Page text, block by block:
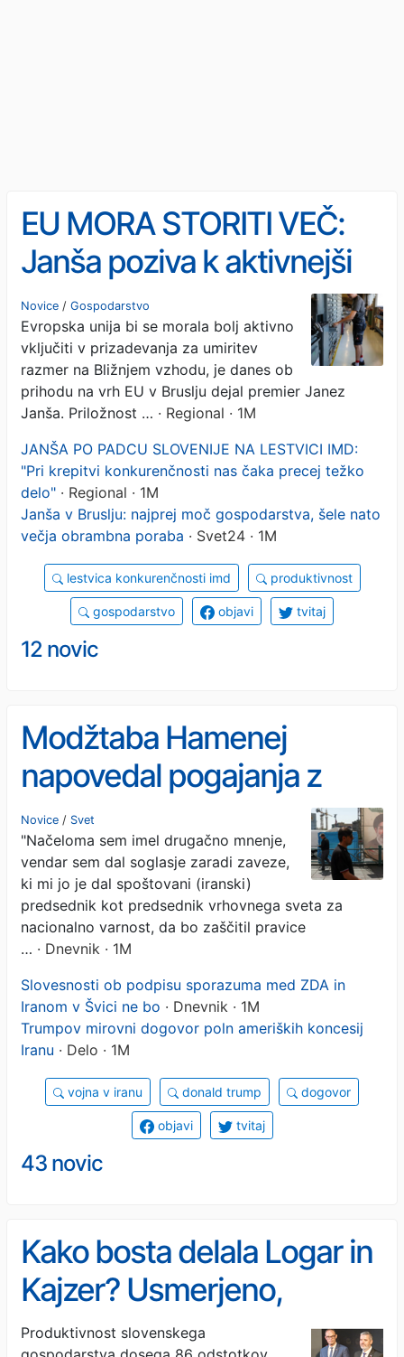
EU MORA STORITI VEČ:
Janša poziva k aktivnejši
vlogi na Bližnjem vzhodu
Novice / Gospodarstvo
Evropska unija bi se morala bolj aktivno
vključiti v prizadevanja za umiritev
razmer na Bližnjem vzhodu, je danes ob
prihodu na vrh EU v Bruslju dejal premier Janez
Janša. Priložnost … · Regional · 1M
JANŠA PO PADCU SLOVENIJE NA LESTVICI IMD:
"Pri krepitvi konkurenčnosti nas čaka precej težko
delo" · Regional · 1M
Janša v Bruslju: najprej moč gospodarstva, šele nato
večja obrambna poraba · Svet24 · 1M
lestvica konkurenčnosti imd produktivnost
gospodarstvo objavi tvitaj
12 novic
Modžtaba Hamenej
napovedal pogajanja z
ZDA na štiri oči
Novice / Svet
"Načeloma sem imel drugačno mnenje,
vendar sem dal soglasje zaradi zaveze,
ki mi jo je dal spoštovani (iranski)
predsednik kot predsednik vrhovnega sveta za
nacionalno varnost, da bo zaščitil pravice
… · Dnevnik · 1M
Slovesnosti ob podpisu sporazuma med ZDA in
Iranom v Švici ne bo · Dnevnik · 1M
Trumpov mirovni dogovor poln ameriških koncesij
Iranu · Delo · 1M
vojna v iranu donald trump dogovor
objavi tvitaj
43 novic
Kako bosta delala Logar in
Kajzer? Usmerjeno,
pragmatično in učinkovito
Produktivnost slovenskega